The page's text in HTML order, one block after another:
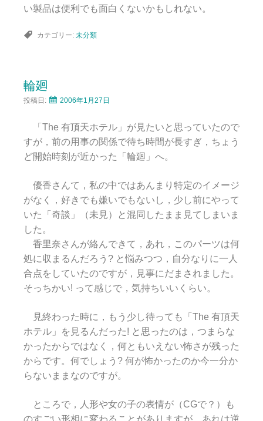
い製品は便利でも面白くないかもしれない。
カテゴリー: 未分類
輪廻
投稿日: 2006年1月27日
「The 有頂天ホテル」が見たいと思っていたので
すが，前の用事の関係で待ち時間が長すぎ，ちょう
ど開始時刻が近かった「輪廻」へ。
優香さんて，私の中ではあんまり特定のイメージ
がなく，好きでも嫌いでもないし，少し前にやって
いた「奇談」（未見）と混同したまま見てしまいま
した。
香里奈さんが絡んできて，あれ，このパーツは何
処に収まるんだろう? と悩みつつ，自分なりに一人
合点をしていたのですが，見事にだまされました。
そっちかい! って感じで，気持ちいいくらい。
見終わった時に，もう少し待っても「The 有頂天
ホテル」を見るんだった! と思ったのは，つまらな
かったからではなく，何ともいえない怖さが残った
からです。何でしょう? 何が怖かったのか今一分か
らないままなのですが。
ところで，人形や女の子の表情が（CGで？）も